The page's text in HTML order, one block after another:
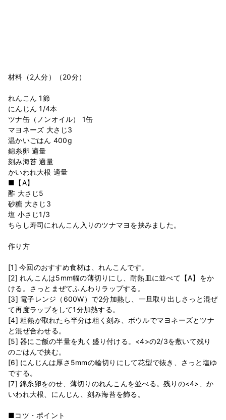
材料（2人分）（20分）
れんこん 1節
にんじん 1/4本
ツナ缶（ノンオイル） 1缶
マヨネーズ 大さじ3
温かいごはん 400g
錦糸卵 適量
刻み海苔 適量
かいわれ大根 適量
■【A】
酢 大さじ5
砂糖 大さじ3
塩 小さじ1/3
ちらし寿司にれんこん入りのツナマヨを挟みました。
作り方
[1] 今回のおすすめ食材は、れんこんです。
[2] れんこんは5mm幅の薄切りにし、耐熱皿に並べて【A】をか
ける。さっとまぜてふんわりラップする。
[3] 電子レンジ（600W）で2分加熱し、一旦取り出しさっと混ぜ
て再度ラップをして1分加熱する。
[4] 粗熱が取れたら半分は粗く刻み、ボウルでマヨネーズとツナ
と混ぜ合わせる。
[5] 器にご飯の半量を丸く盛り付ける。<4>の2/3を敷いて残り
のごはんで挟む。
[6] にんじんは厚さ5mmの輪切りにして花型で抜き、さっと塩ゆ
でする。
[7] 錦糸卵をのせ、薄切りのれんこんを並べる。残りの<4>、か
いわれ大根、にんじん、刻み海苔を飾る。
■コツ・ポイント